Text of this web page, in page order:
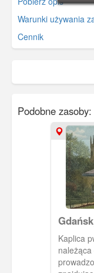
Warunki używania
Cennik
Podobne zasoby:
Stadt
kapelle
Kaplica